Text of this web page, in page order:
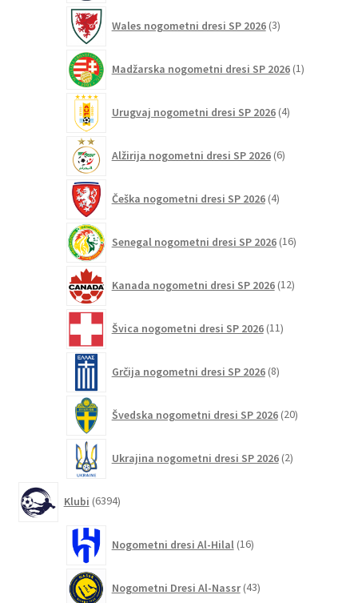
Wales nogometni dresi SP 2026 3izdelki
Madžarska nogometni dresi SP 2026 1izdelek
Urugvaj nogometni dresi SP 2026 4izdelki
Alžirija nogometni dresi SP 2026 6izdelkov
Češka nogometni dresi SP 2026 4izdelki
Senegal nogometni dresi SP 2026 16izdelkov
Kanada nogometni dresi SP 2026 12izdelkov
Švica nogometni dresi SP 2026 11izdelkov
Grčija nogometni dresi SP 2026 8izdelkov
Švedska nogometni dresi SP 2026 20izdelkov
Ukrajina nogometni dresi SP 2026 2izdelka
Klubi 6394izdelkov
Nogometni dresi Al-Hilal 16izdelkov
Nogometni Dresi Al-Nassr 43izdelkov